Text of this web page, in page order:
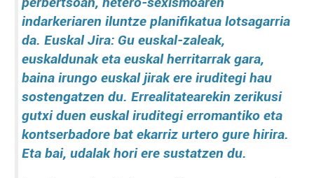
indarkeriaren iluntze planifikatua lotsagarria
da. Euskal Jira: Gu euskal-zaleak,
euskaldunak eta euskal herritarrak gara,
baina irungo euskal jirak ere iruditegi hau
sostengatzen du. Errealitatearekin zerikusi
gutxi duen euskal iruditegi erromantiko eta
kontserbadore bat ekarriz urtero gure hirira.
Eta bai, udalak hori ere sustatzen du.